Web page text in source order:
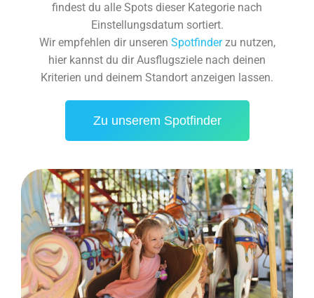
findest du alle Spots dieser Kategorie nach
Einstellungsdatum sortiert.
Wir empfehlen dir unseren Spotfinderzu nutzen,
hier kannst du dir Ausflugsziele nach deinen
Kriterien und deinem Standort anzeigen lassen.
Zu unserem Spotfinder